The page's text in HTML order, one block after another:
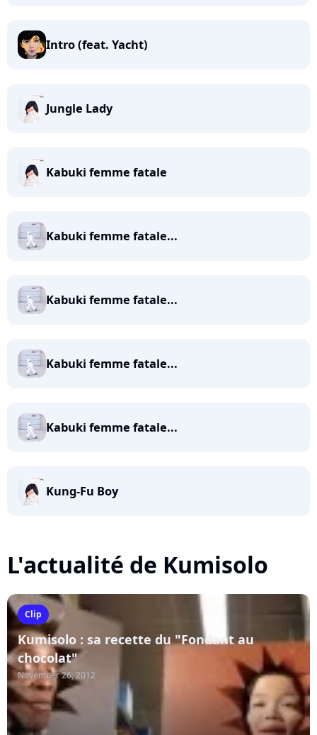
Intro (feat. Yacht)
Jungle Lady
Kabuki femme fatale
Kabuki femme fatale...
Kabuki femme fatale...
Kabuki femme fatale...
Kabuki femme fatale...
Kung-Fu Boy
L'actualité de Kumisolo
Clip
Kumisolo : sa recette du "Fondant au
chocolat"
November 26, 2012